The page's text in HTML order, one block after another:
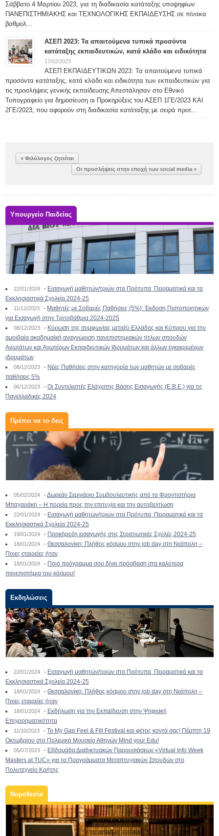
Σάββατο 4 Μαρτίου 2023, για τη διαδικασία κατάταξης υποψηφίων
ΠΑΝΕΠΙΣΤΗΜΙΑΚΗΣ και ΤΕΧΝΟΛΟΓΙΚΗΣ ΕΚΠΑΙΔΕΥΣΗΣ σε πίνακα
βαθμολ...
ΑΣΕΠ 2023: Τα απαιτούμενα τυπικά προσόντα
κατάταξης εκπαιδευτικών, κατά κλάδο και ειδικότητα
17/02/2023
ΑΣΕΠ ΕΚΠΑΙΔΕΥΤΙΚΩΝ 2023: Τα απαιτούμενα τυπικά
προσόντα κατάταξης, κατά κλάδο και ειδικότητα των εκπαιδευτικών για
τις προσλήψεις γενικής εκπαίδευσης Απεστάλησαν στο Εθνικό
Τυπογραφείο για δημοσίευση οι Προκηρύξεις του ΑΣΕΠ 1ΓΕ/2023 ΚΑΙ
2ΓΕ/2023, που αφορούν στη διαδικασία κατάταξης με σειρά προτ...
« Φιλόλογος ζητείται
Οι προσλήψεις στην εποχή των social media »
Υπουργείο Παιδείας
22/01/2024 - Εισαγωγή μαθητών/τριών στα Πρότυπα, Πειραματικά και τα
Εκκλησιαστικά Σχολεία 2024-25
11/12/2023 - Μαθητές με Σοβαρές Παθήσεις (5%): Έκδοση Πιστοποιητικών
για Εισαγωγή στην Τριτοβάθμια 2024-2025
08/12/2023 - Κύρωση της συμφωνίας μεταξύ Ελλάδας και Κύπρου για την
αμοιβαία ακαδημαϊκή αναγνώριση πανεπιστημιακών τίτλων σπουδών
Ανωτάτων και Ανωτέρων Εκπαιδευτικών Ιδρυμάτων και άλλων εγκεκριμένων
ιδρυμάτων
08/12/2023 - Νέες Παθήσεις στην κατηγορία των μαθητών με σοβαρές
παθήσεις 5%
06/12/2023 -Οι Συντελεστές Ελάχιστης Βάσης Εισαγωγής (Ε.Β.Ε.) για τις
Πανελλαδικές 2024
Πρέπει να το δεις
05/02/2024 -Δωρεάν Σεμινάριο Συμβουλευτικής από τα Φροντιστήρια
Μπαχαράκη – Η πορεία προς την επιτυχία και την αυτοβελτίωση
22/01/2024 - Εισαγωγή μαθητών/τριών στα Πρότυπα, Πειραματικά και τα
Εκκλησιαστικά Σχολεία 2024-25
19/01/2024 - Προκήρυξη εισαγωγής στις Στρατιωτικές Σχολές 2024-25
18/01/2024 -Θεσσαλονίκη: Πλήθος κόσμου στην job day στη Νεάπολη –
Ποιες εταιρείες ήταν
18/01/2024 - Ποιο πρόγραμμα σου δίνει πρόσβαση στα καλύτερα
πανεπιστήμια του κόσμου!
Εκδηλώσεις
22/01/2024 - Εισαγωγή μαθητών/τριών στα Πρότυπα, Πειραματικά και τα
Εκκλησιαστικά Σχολεία 2024-25
18/01/2024 -Θεσσαλονίκη: Πλήθος κόσμου στην job day στη Νεάπολη –
Ποιες εταιρείες ήταν
18/01/2024 - Εκδήλωση για την Εκπαίδευση στην Ψηφιακή
Επιχειρηματικότητα
11/10/2023 -To My Gap Feel & Fill Festival και φέτος κοντά σας! Πέμπτη 19
Οκτωβρίου στο Πολεμικό Μουσείο Αθηνών Mind your Edu!
05/07/2023 - Εβδομάδα Διαδικτυακών Παρουσιάσεων «Virtual Info Week
Masters at TUC» για τα Προγράμματα Μεταπτυχιακών Σπουδών στο
Πολυτεχνείο Κρήτης
Νομοθεσία